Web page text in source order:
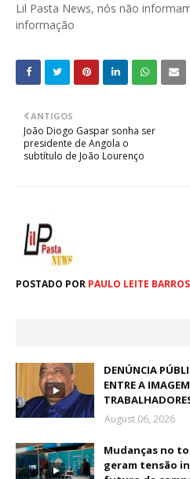
Lil Pasta News, nós não
informação
ANTIGOS
João Diogo Gaspar sonha ser
presidente de Angola o
subtítulo de João Lourenço
POSTADO POR PAULO LEITE
DENÚNCIA
ENTRE A
August 06, 2026
Mudanças no
geram tensão